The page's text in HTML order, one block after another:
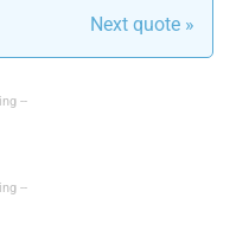
Next quote »